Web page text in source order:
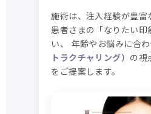
施術は、注入経験が豊富
患者さまの「なりたい印
い、 年齢やお悩みに合
トラクチャリング） の視
をご提案します。